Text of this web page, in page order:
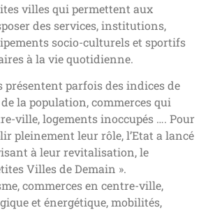
villes qui permettent aux
des services, institutions,
socio-culturels et sportifs
à la vie quotidienne.
présentent parfois des indices de
la population, commerces qui
ville, logements inoccupés …. Pour
pleinement leur rôle, l’Etat a lancé
à leur revitalisation, le
Villes de Demain ».
commerces en centre-ville,
et énergétique, mobilités,